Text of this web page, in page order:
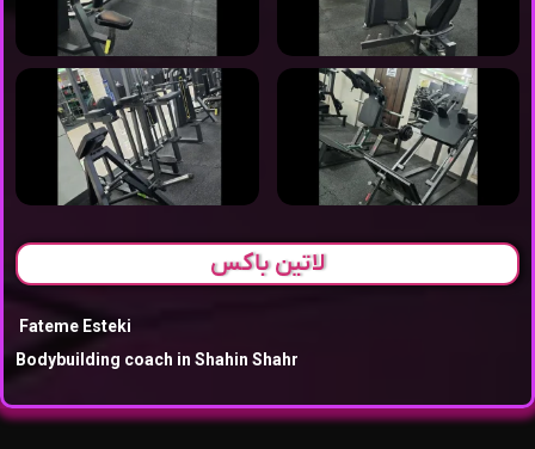
لاتین باکس
Bodybuilding coach in Shahin Shahr